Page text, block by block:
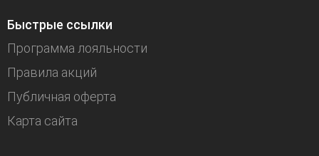
Быстрые ссылки
Программа лояльности
Правила акций
Публичная оферта
Карта сайта